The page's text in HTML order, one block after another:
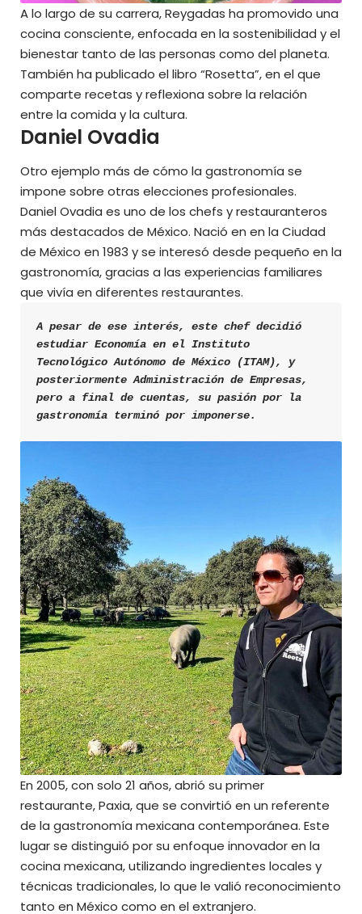
A lo largo de su carrera, Reygadas ha promovido una
cocina consciente, enfocada en la sostenibilidad y el
bienestar tanto de las personas como del planeta.
También ha publicado el libro “Rosetta”, en el que
comparte recetas y reflexiona sobre la relación
entre la comida y la cultura.
Daniel Ovadia
Otro ejemplo más de cómo la gastronomía se
impone sobre otras elecciones profesionales.
Daniel Ovadia es uno de los chefs y restauranteros
más destacados de México. Nació en en la Ciudad
de México en 1983 y se interesó desde pequeño en la
gastronomía, gracias a las experiencias familiares
que vivía en diferentes restaurantes.
A pesar de ese interés, este chef decidió
estudiar Economía en el Instituto
Tecnológico Autónomo de México (ITAM), y
posteriormente Administración de Empresas,
pero a final de cuentas, su pasión por la
gastronomía terminó por imponerse.
En 2005, con solo 21 años, abrió su primer
restaurante, Paxia, que se convirtió en un referente
de la gastronomía mexicana contemporánea. Este
lugar se distinguió por su enfoque innovador en la
cocina mexicana, utilizando ingredientes locales y
técnicas tradicionales, lo que le valió reconocimiento
tanto en México como en el extranjero.